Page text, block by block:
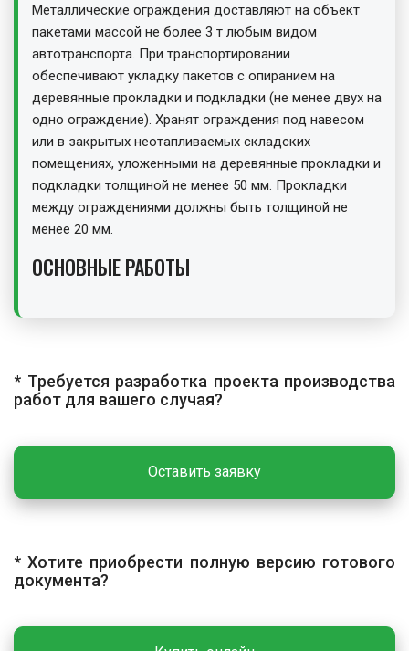
Металлические ограждения доставляют на объект
пакетами массой не более 3 т любым видом
автотранспорта. При транспортировании
обеспечивают укладку пакетов с опиранием на
деревянные прокладки и подкладки (не менее двух на
одно ограждение). Хранят ограждения под навесом
или в закрытых неотапливаемых складских
помещениях, уложенными на деревянные прокладки и
подкладки толщиной не менее 50 мм. Прокладки
между ограждениями должны быть толщиной не
менее 20 мм.
ОСНОВНЫЕ РАБОТЫ
период монтажа конструкций лестничной клетки по
захваткам (за захватку принимается одна секция
устанавливают в местах крепления, выверяют по
отвесу. Конструкцию ограждения надежно
применяют дополнительные элементы жесткости —
металлические уголки, кронштейны. Установленные
накладками, закрепляемыми сваркой. Все
* Требуется разработка проекта производства
работ для вашего случая?
Оставить заявку
* Хотите приобрести полную версию готового
документа?